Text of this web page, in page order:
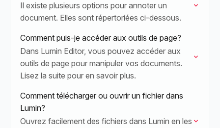
Il existe plusieurs options pour annoter un
document. Elles sont répertoriées ci-dessous.
Comment puis-je accéder aux outils de page?
Dans Lumin Editor, vous pouvez accéder aux
outils de page pour manipuler vos documents.
Lisez la suite pour en savoir plus.
Comment télécharger ou ouvrir un fichier dans
Lumin?
Ouvrez facilement des fichiers dans Lumin en les